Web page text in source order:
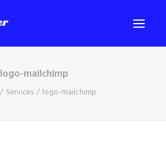
logo-mailchimp
Services logo-mailchimp